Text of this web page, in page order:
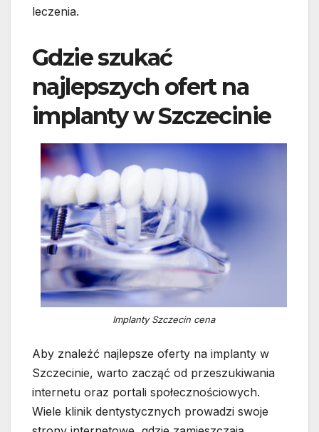
leczenia.
Gdzie szukać
najlepszych ofert na
implanty w Szczecinie
Implanty Szczecin cena
Aby znaleźć najlepsze oferty na implanty w
Szczecinie, warto zacząć od przeszukiwania
internetu oraz portali społecznościowych.
Wiele klinik dentystycznych prowadzi swoje